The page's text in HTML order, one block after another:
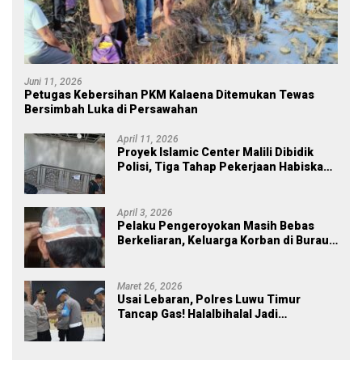
Juni 11, 2026
Petugas Kebersihan PKM Kalaena Ditemukan Tewas
Bersimbah Luka di Persawahan
April 11, 2026
Proyek Islamic Center Malili Dibidik
Polisi, Tiga Tahap Pekerjaan Habiskan
April 3, 2026
Pelaku Pengeroyokan Masih Bebas
Berkeliaran, Keluarga Korban di Burau
Maret 26, 2026
Usai Lebaran, Polres Luwu Timur
Tancap Gas! Halalbihalal Jadi